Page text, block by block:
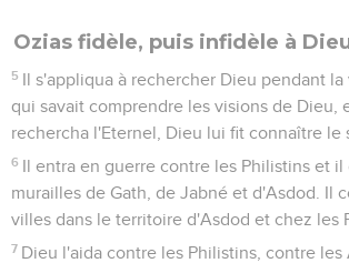
Ozias fidèle, puis infidèle à
5 Il s'appliqua à rechercher Dieu pendant la
qui savait comprendre les visions de Dieu,
rechercha l'Eternel, Dieu lui fit connaître le
6 Il entra en guerre contre les Philistins et
murailles de Gath, de Jabné et d'Asdod. Il
villes dans le territoire d'Asdod et chez les
7 Dieu l'aida contre les Philistins, contre les